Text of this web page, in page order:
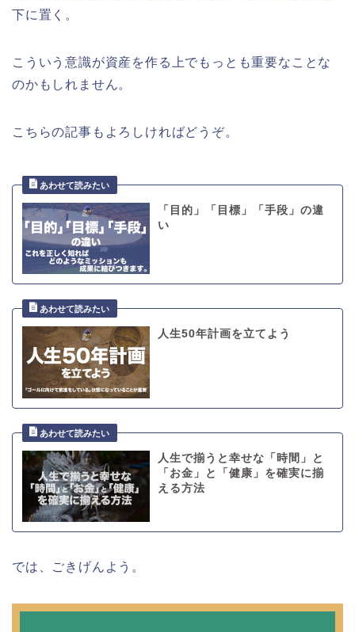
下に置く。
こういう意識が資産を作る上でもっとも重要なことな
のかもしれません。
こちらの記事もよろしければどうぞ。
「目的」「目標」「手段」の違
い
人生50年計画を立てよう
人生で揃うと幸せな「時間」と
「お金」と「健康」を確実に揃
える方法
では、ごきげんよう。